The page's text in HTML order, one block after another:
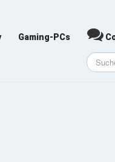
Gaming-PCs